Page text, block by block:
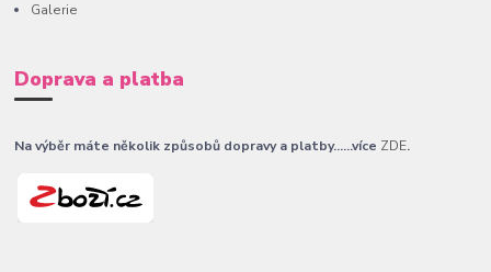
Galerie
Doprava a platba
Na výběr máte několik způsobů dopravy a platby......více ZDE.